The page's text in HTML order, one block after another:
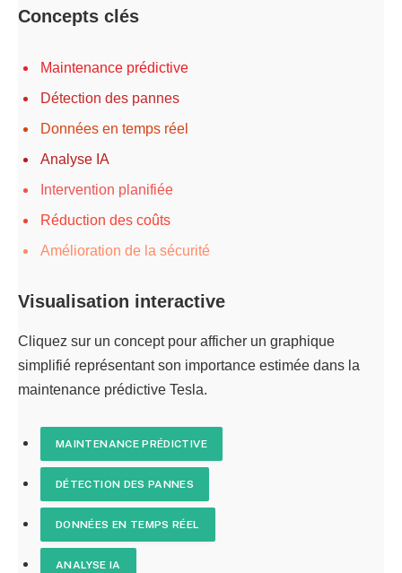
Concepts clés
Maintenance prédictive
Détection des pannes
Données en temps réel
Analyse IA
Intervention planifiée
Réduction des coûts
Amélioration de la sécurité
Visualisation interactive
Cliquez sur un concept pour afficher un graphique
simplifié représentant son importance estimée dans la
maintenance prédictive Tesla.
MAINTENANCE PRÉDICTIVE
DÉTECTION DES PANNES
DONNÉES EN TEMPS RÉEL
ANALYSE IA